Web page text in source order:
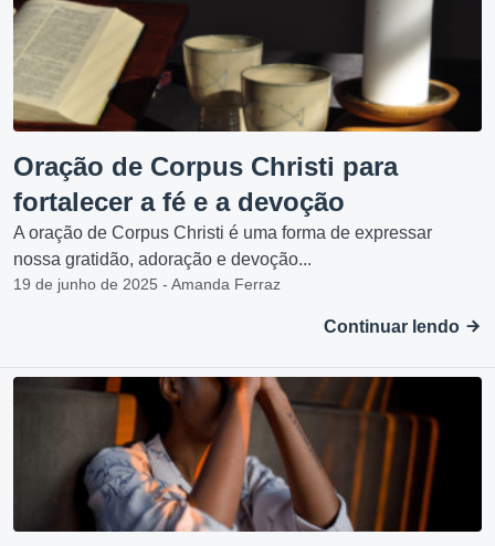
Oração de Corpus Christi para
fortalecer a fé e a devoção
A oração de Corpus Christi é uma forma de expressar
nossa gratidão, adoração e devoção...
19 de junho de 2025 - Amanda Ferraz
Continuar lendo